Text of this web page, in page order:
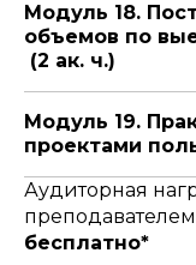
Модуль 18.
объемов по
(2 ак. ч.)
Модуль 19.
проектами
Аудиторная
преподавателем
бесплатно*